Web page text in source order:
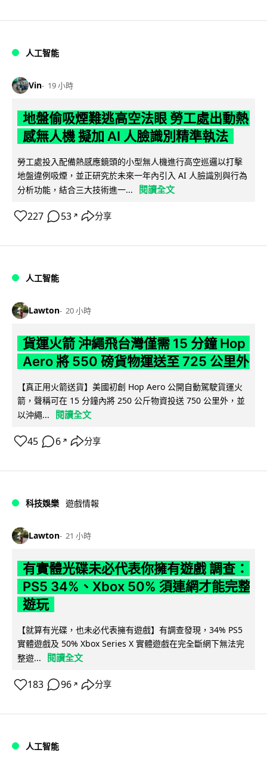
人工智能
Vin 19 小時
地盤偷吸煙難逃高空法眼 勞工處出動熱
感無人機 擬加 AI 人臉識別精準執法
勞工處投入配備熱感應鏡頭的小型無人機進行高空巡邏以打擊
地盤違例吸煙，並正研究於未來一年內引入 AI 人臉識別與行為
分析功能，結合三大技術進一...
閱讀全文
227 53 ↗ 分享
人工智能
Lawton 20 小時
貨運火箭 沖繩飛台灣僅需 15 分鐘 Hop
Aero 將 550 磅貨物運送至 725 公里外
【真正用火箭送貨】美國初創 Hop Aero 公開自動駕駛貨運火
箭，聲稱可在 15 分鐘內將 250 公斤物資投送 750 公里外，並
以沖繩...
閱讀全文
45 6 ↗ 分享
科技娛樂 遊戲情報
Lawton 21 小時
有實體光碟未必代表你擁有遊戲 調查：
PS5 34%、Xbox 50% 須連網才能完整
遊玩
【就算有光碟，也未必代表擁有遊戲】有調查發現，34% PS5
實體遊戲及 50% Xbox Series X 實體遊戲在完全斷網下無法完
整遊...
閱讀全文
183 96 ↗ 分享
人工智能